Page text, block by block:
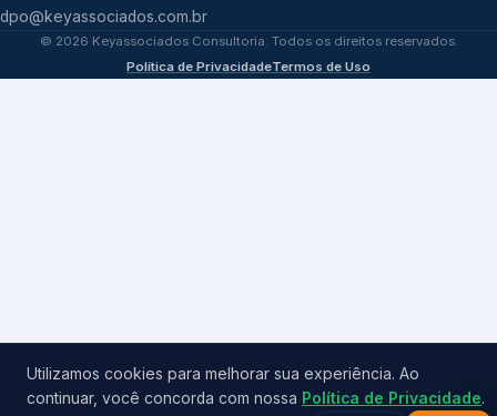
dpo@keyassociados.com.br
© 2026 Keyassociados Consultoria. Todos os direitos reservados.
Política de PrivacidadeTermos de Uso
Utilizamos cookies para melhorar sua experiência. Ao
continuar, você concorda com nossa Política de Privacidade.